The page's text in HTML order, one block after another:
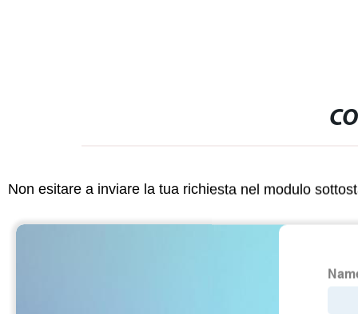
Non esitare a inviare la tua richiesta nel modulo